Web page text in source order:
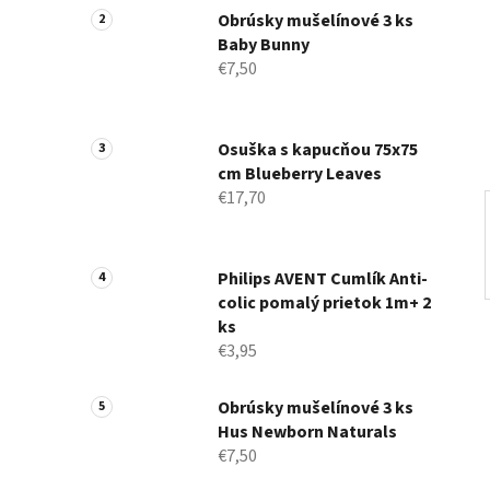
n
Obrúsky mušelínové 3 ks
Baby Bunny
€7,50
Osuška s kapucňou 75x75
cm Blueberry Leaves
€17,70
Philips AVENT Cumlík Anti-
colic pomalý prietok 1m+ 2
ks
€3,95
Obrúsky mušelínové 3 ks
Hus Newborn Naturals
€7,50